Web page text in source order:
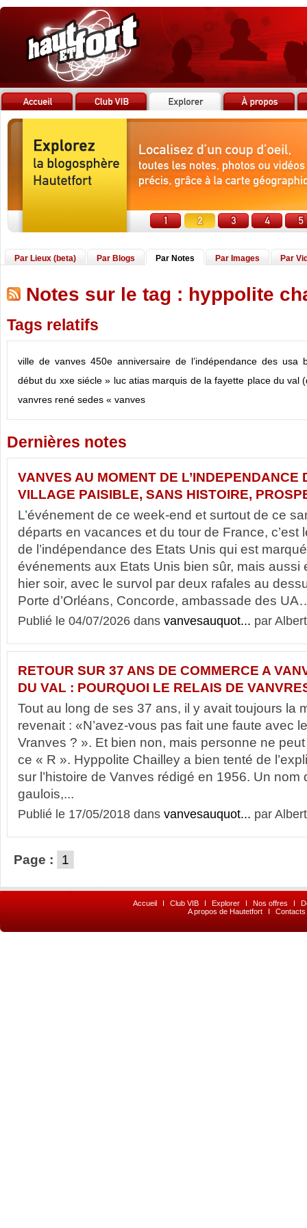
Par Lieux (beta) Par Blogs Par Notes Par Images Par
Notes sur le tag : hyppolite
Tags relatifs
ville de vanves 450e anniversaire de l’indépendance des usa
début du xxe siécle » luc atias marquis de la fayette place du val
vanvres rené sedes « vanves
Dernières notes
VANVES AU MOMENT DE L’INDEPENDANCE
VILLAGE PAISIBLE, SANS HISTOIRE,
L’événement de ce week-end et surtout de ce
départs en vacances et du tour de France, c’est
de l’indépendance des Etats Unis qui est
événements aux Etats Unis bien sûr, mais aussi
hier soir, avec le survol par deux rafales au
Porte d’Orléans, Concorde, ambassade des
Publié le 04/07/2026 dans vanvesauquot... par
RETOUR SUR 37 ANS DE COMMERCE A
DU VAL : POURQUOI LE RELAIS DE
Tout au long de ses 37 ans, il y avait toujours la
revenait : «N’avez-vous pas fait une faute avec
Vranves ? ». Et bien non, mais personne ne
ce « R ». Hyppolite Chailley a bien tenté de
sur l’histoire de Vanves rédigé en 1956. Un nom
gaulois,...
Publié le 17/05/2018 dans vanvesauquot... par
Page : 1
Accueil I Club VIB I Explorer I Nos offres I
A propos de Hautetfort
I Contacts